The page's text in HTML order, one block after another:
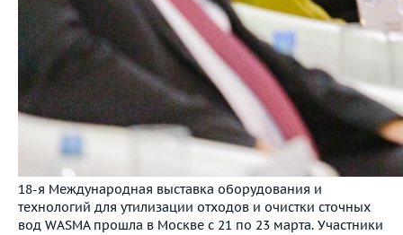
18-я Международная выставка оборудования и
технологий для утилизации отходов и очистки сточных
вод WASMA прошла в Москве с 21 по 23 марта. Участники